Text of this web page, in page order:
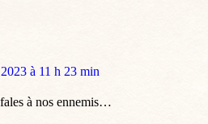
à 11 h 23 min
à nos ennemis…